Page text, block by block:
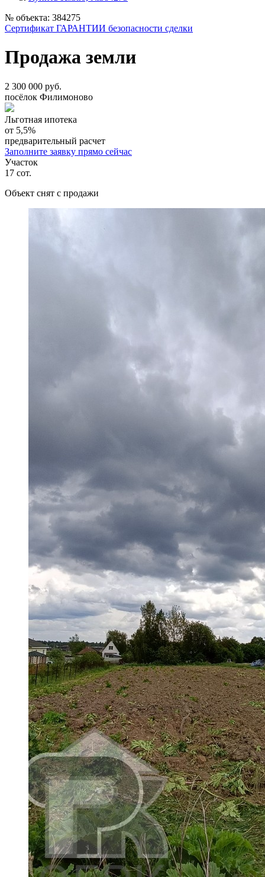
№ объекта: 384275
Сертификат ГАРАНТИИ безопасности сделки
Продажа земли
2 300 000 руб.
посёлок Филимоново
Льготная ипотека
от 5,5%
предварительный расчет
Заполните заявку прямо сейчас
Участок
17 сот.
Объект снят с продажи